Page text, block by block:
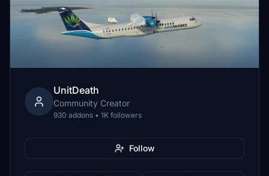
UnitDeath
Community Creator
930 addons • 1K followers
Follow